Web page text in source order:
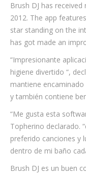
Brush DJ has
2012. The app
star standing on the
has got made an
“Impresionante
higiene divertido “,
mantiene
y también contiene
“Me gusta esta
Topherino declarado.
preferido canciones y
dentro de mi baño
Brush DJ es un buen